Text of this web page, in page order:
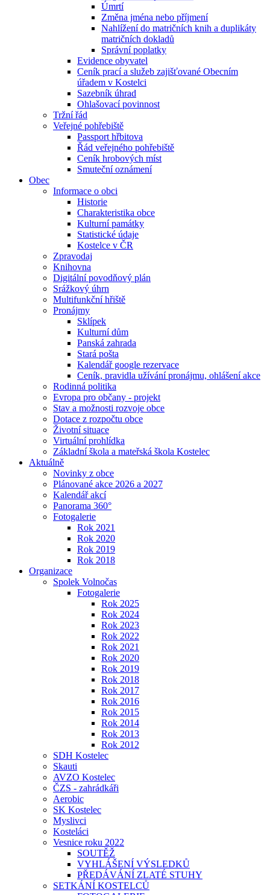
Úmrtí
Změna jména nebo příjmení
Nahlížení do matričních knih a duplikáty
matričních dokladů
Správní poplatky
Evidence obyvatel
Ceník prací a služeb zajišťované Obecním
úřadem v Kostelci
Sazebník úhrad
Ohlašovací povinnost
Tržní řád
Veřejné pohřebiště
Passport hřbitova
Řád veřejného pohřebiště
Ceník hrobových míst
Smuteční oznámení
Obec
Informace o obci
Historie
Charakteristika obce
Kulturní památky
Statistické údaje
Kostelce v ČR
Zpravodaj
Knihovna
Digitální povodňový plán
Srážkový úhrn
Multifunkční hřiště
Pronájmy
Sklípek
Kulturní dům
Panská zahrada
Stará pošta
Kalendář google rezervace
Ceník, pravidla užívání pronájmu, ohlášení akce
Rodinná politika
Evropa pro občany - projekt
Stav a možnosti rozvoje obce
Dotace z rozpočtu obce
Životní situace
Virtuální prohlídka
Základní škola a mateřská škola Kostelec
Aktuálně
Novinky z obce
Plánované akce 2026 a 2027
Kalendář akcí
Panorama 360°
Fotogalerie
Rok 2021
Rok 2020
Rok 2019
Rok 2018
Organizace
Spolek Volnočas
Fotogalerie
Rok 2025
Rok 2024
Rok 2023
Rok 2022
Rok 2021
Rok 2020
Rok 2019
Rok 2018
Rok 2017
Rok 2016
Rok 2015
Rok 2014
Rok 2013
Rok 2012
SDH Kostelec
Skauti
AVZO Kostelec
ČZS - zahrádkáři
Aerobic
SK Kostelec
Myslivci
Kosteláci
Vesnice roku 2022
SOUTĚŽ
VYHLÁŠENÍ VÝSLEDKŮ
PŘEDÁVÁNÍ ZLATÉ STUHY
SETKÁNÍ KOSTELCŮ